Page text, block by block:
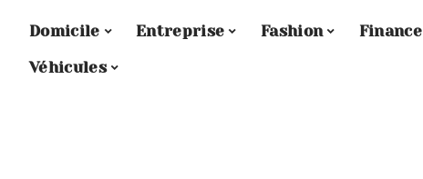
Domicile Entreprise Fashion Finance
Véhicules